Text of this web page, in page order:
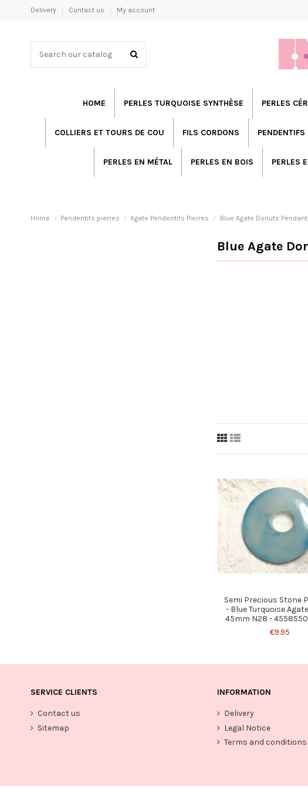
Delivery Contact us My account
HOME PERLES TURQUOISE SYNTHÈSE PERLES
COLLIERS ET TOURS DE COU FILS CORDONS
PERLES EN MÉTAL PERLES EN BOIS PERLES
Home Pendentifs pierres Agate Pendentifs Pierres Blue Agate Donuts
Blue Agate
Semi Precious Stone
- Blue Turquoise
45mm N28 -
€9.95
SERVICE CLIENTS
Contact us
Sitemap
INFORMATION
Delivery
Legal Notice
Terms and conditions